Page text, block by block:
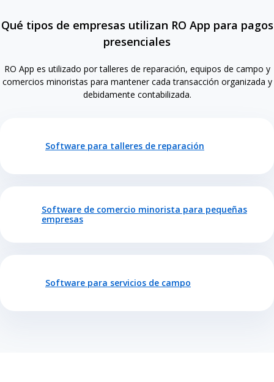
Qué tipos de empresas utilizan RO App para pagos
presenciales
RO App es utilizado por talleres de reparación, equipos de campo y
comercios minoristas para mantener cada transacción organizada y
debidamente contabilizada.
Software para talleres de reparación
Software de comercio minorista para pequeñas
empresas
Software para servicios de campo